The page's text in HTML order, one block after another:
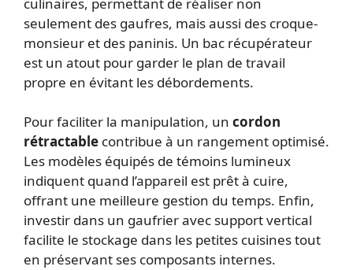
seulement des gaufres, mais aussi des croque-
monsieur et des paninis. Un bac récupérateur
est un atout pour garder le plan de travail
propre en évitant les débordements.
Pour faciliter la manipulation, un cordon
rétractable contribue à un rangement optimisé.
Les modèles équipés de témoins lumineux
indiquent quand l’appareil est prêt à cuire,
offrant une meilleure gestion du temps. Enfin,
investir dans un gaufrier avec support vertical
facilite le stockage dans les petites cuisines tout
en préservant ses composants internes.